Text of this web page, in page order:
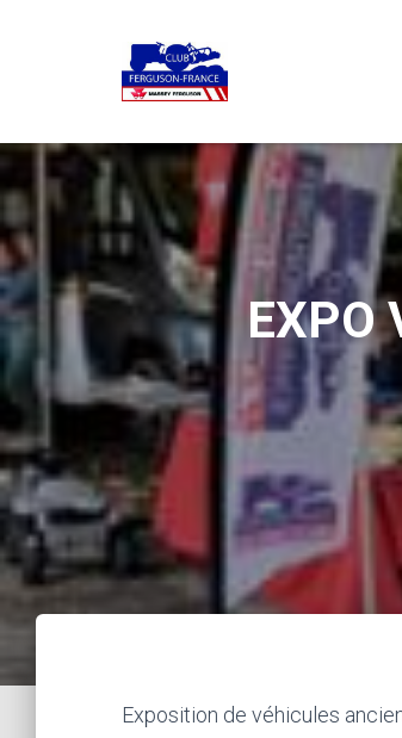
EXPO
Exposition de véhicules